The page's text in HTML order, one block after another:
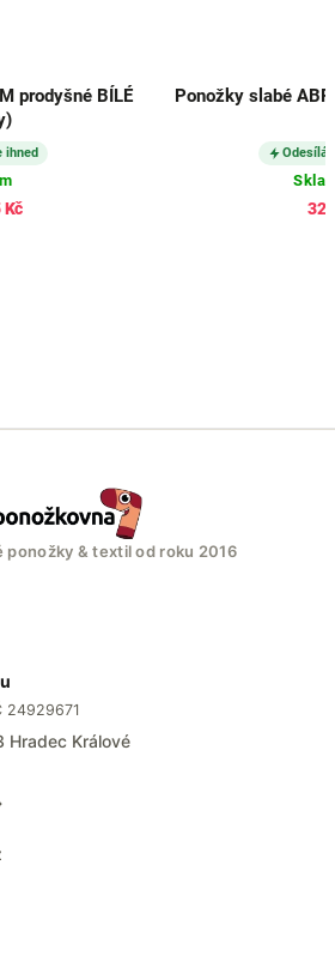
prodyšné BÍLÉ
ihned
Kč
Ponožky slabé
ponožky & textil od roku 2016
24929671
Hradec Králové